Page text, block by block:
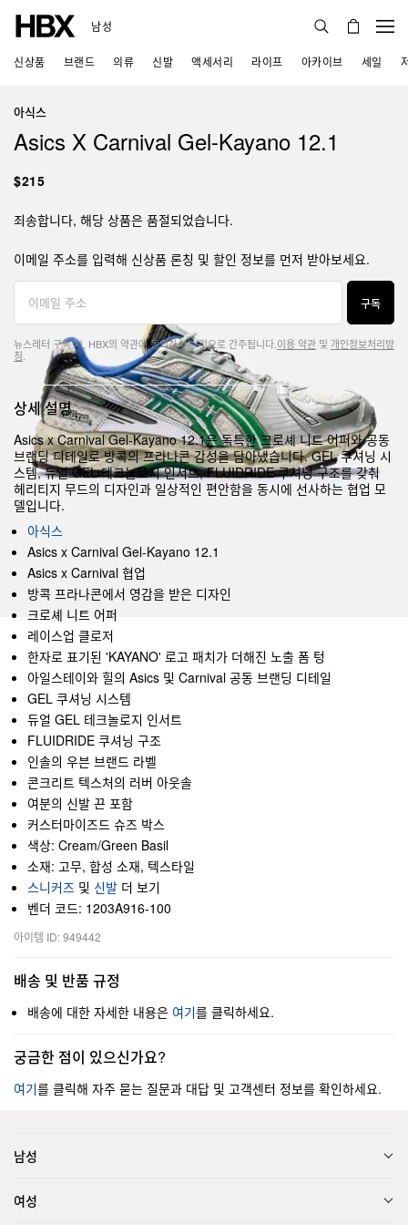
남성
신상품 브랜드 의류 신발 액세서리 라이프 아카이브 세일
아식스
Asics X Carnival Gel-Kayano 12.1
$215
죄송합니다, 해당 상품은 품절되었습니다.
이메일 주소를 입력해 신상품 론칭 및 할인 정보를 먼저 받아보세요.
구독
뉴스레터 구독 시, HBX의 약관에 동의하시는 것으로 간주됩니다. 이용 약관 및 개인정보처리방
침
상세 설명
Asics x Carnival Gel-Kayano 12.1은 독특한 크로셰 니트 어퍼와 공동
브랜딩 디테일로 방콕의 프라나콘 감성을 담아냈습니다. GEL 쿠셔닝 시
스템, 듀얼 GEL 테크놀로지 인서트, FLUIDRIDE 쿠셔닝 구조를 갖춰
헤리티지 무드의 디자인과 일상적인 편안함을 동시에 선사하는 협업 모
델입니다.
아식스
Asics x Carnival Gel-Kayano 12.1
Asics x Carnival 협업
방콕 프라나콘에서 영감을 받은 디자인
크로셰 니트 어퍼
레이스업 클로저
한자로 표기된 'KAYANO' 로고 패치가 더해진 노출 폼 텅
아일스테이와 힐의 Asics 및 Carnival 공동 브랜딩 디테일
GEL 쿠셔닝 시스템
듀얼 GEL 테크놀로지 인서트
FLUIDRIDE 쿠셔닝 구조
인솔의 우븐 브랜드 라벨
콘크리트 텍스처의 러버 아웃솔
여분의 신발 끈 포함
커스터마이즈드 슈즈 박스
색상: Cream/Green Basil
소재: 고무, 합성 소재, 텍스타일
스니커즈 및 신발 더 보기
벤더 코드: 1203A916-100
아이템 ID: 949442
배송 및 반품 규정
배송에 대한 자세한 내용은 여기를 클릭하세요.
궁금한 점이 있으신가요?
여기를 클릭해 자주 묻는 질문과 대답 및 고객센터 정보를 확인하세요.
남성
여성